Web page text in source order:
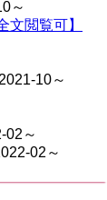
～
文閲覧可】
10～
02～
02～